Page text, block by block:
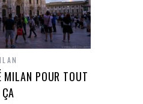
MILAN POUR TOUT
ÇA